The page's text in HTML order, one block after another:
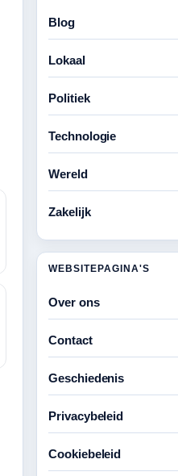
Blog
Lokaal
Politiek
Technologie
Wereld
Zakelijk
WEBSITEPAGINA'S
Over ons
Contact
Geschiedenis
Privacybeleid
Cookiebeleid